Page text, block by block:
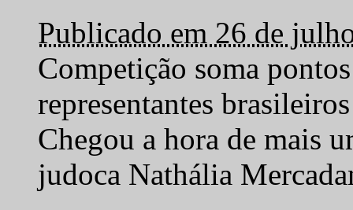
Publicado em 26 de
Competição soma
representantes
Chegou a hora de mais
judoca Nathália